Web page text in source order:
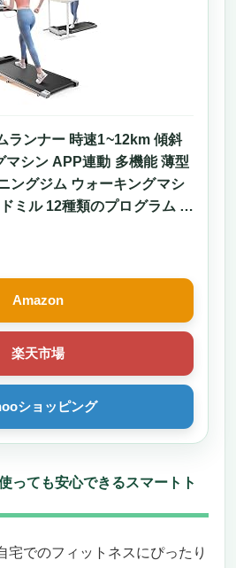
ルームランナー家庭用【3年保
なランニング体験を叶える最新
さしい安心設計と広い走行面
つ収納しやすいデザインで省ス
使える3年保証とブランドの信
ウィング) ルームランナー ―
エネ型ランニングマシンを探し
レーニングができる、省エネ・
ンニングマシン
機能性ともに家庭用トップクラ
すすめか、逆に向かない人は？
ネ型ランニングマシンの決定
6059 準業務用ルームランナ
久で、家庭でも本格ジム体験
ランナー 時速1~12km 傾斜
マシン APP連動 多機能 薄型
ングジム ウォーキングマシ
ミル 12種類のプログラム 省
単 収納便利 自宅用 オフィ
Amazon
楽天市場
ショッピング
っても安心できるスマートト
宅でのフィットネスにぴったり